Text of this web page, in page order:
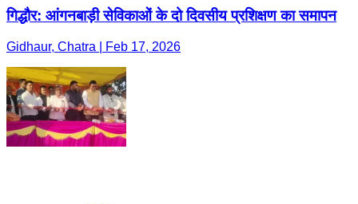
गिद्धौर: आंगनबाड़ी सेविकाओं के दो दिवसीय प्रशिक्षण का समापन
Gidhaur, Chatra | Feb 17, 2026